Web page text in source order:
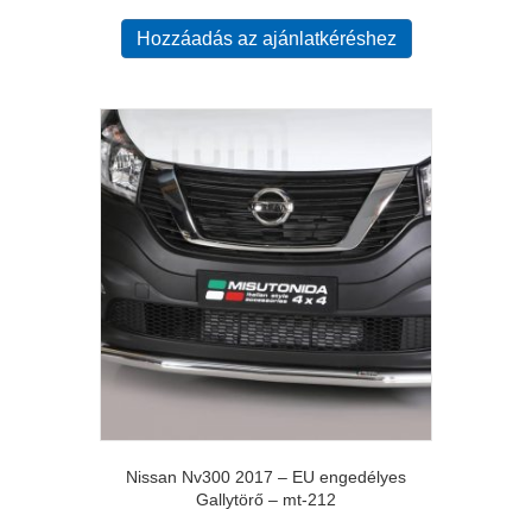
Hozzáadás az ajánlatkéréshez
Nissan Nv300 2017 – EU engedélyes
Gallytörő – mt-212